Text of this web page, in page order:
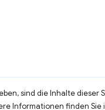
sind die Inhalte dieser
Informationen finden Sie